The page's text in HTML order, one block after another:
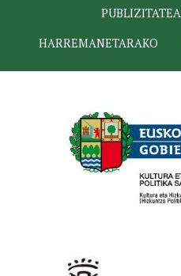
PUBLIZITATEA
HARREMANETARAKO